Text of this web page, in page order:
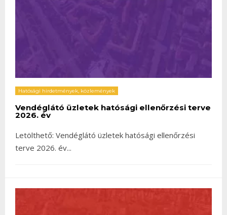
Hatósági hirdetmények, közlemények
Vendéglátó üzletek hatósági ellenőrzési terve
2026. év
Letölthető: Vendéglátó üzletek hatósági ellenőrzési
terve 2026. év...